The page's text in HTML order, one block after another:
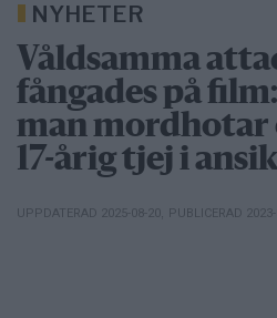
NYHETER
Våldsamma
fångades på
man mordhotar
17-årig tjej i
UPPDATERAD 2025-08-20 PUBLICERAD